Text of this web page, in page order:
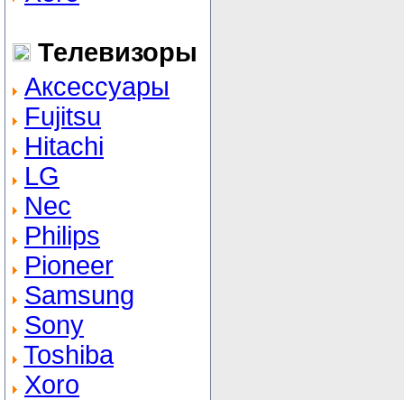
Телевизоры
Аксессуары
Fujitsu
Hitachi
LG
Nec
Philips
Pioneer
Samsung
Sony
Toshiba
Xoro